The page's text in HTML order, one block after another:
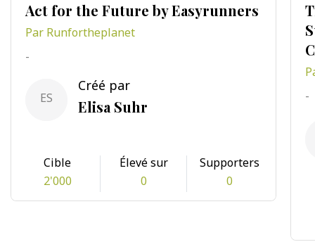
Act for the Future by Easyrunners
Par Runfortheplanet
-
ES
Créé par
Elisa Suhr
Cible
2'000
Élevé sur
0
Supporters
0
-